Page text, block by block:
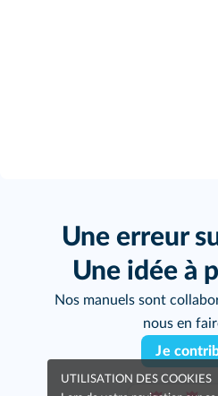
Une erreur
Une idée à
Nos manuels sont
nous en
Je
UTILISATION DES COOKIES